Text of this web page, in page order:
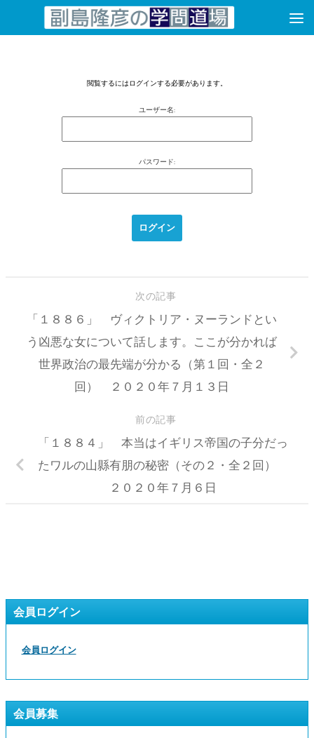
コンテンツへスキップ
閲覧するにはログインする必要があります。
ユーザー名:
パスワード:
次の記事
「１８８６」 ヴィクトリア・ヌーランドとい
う凶悪な女について話します。ここが分かれば
世界政治の最先端が分かる（第１回・全２
回） ２０２０年７月１３日
前の記事
「１８８４」 本当はイギリス帝国の子分だっ
たワルの山縣有朋の秘密（その２・全２回）
２０２０年７月６日
会員ログイン
会員ログイン
会員募集